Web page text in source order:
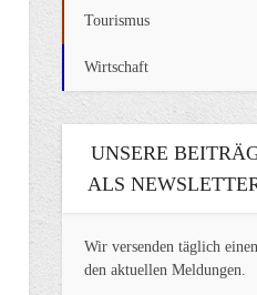
Tourismus
Wirtschaft
UNSERE
ALS
Wir versenden täglich
den aktuellen Meldungen.